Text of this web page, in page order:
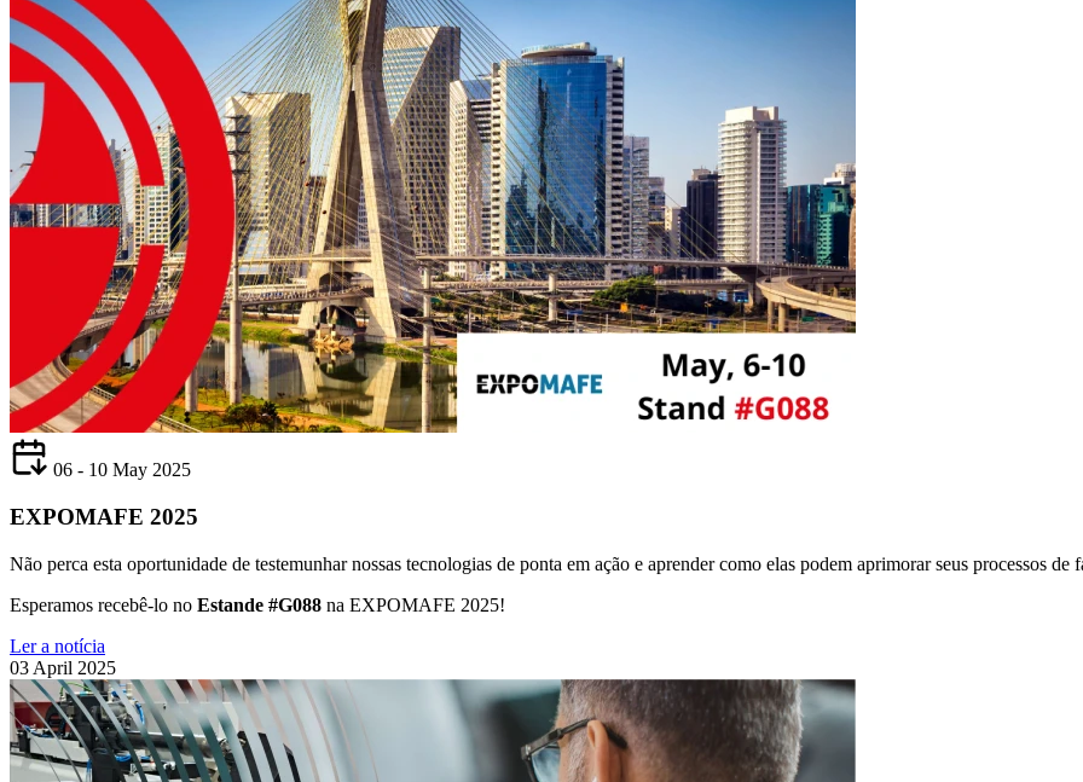
06 - 10 May 2025
EXPOMAFE 2025
Não perca esta oportunidade de testemunhar nossas tecnologias de ponta em ação e aprender como elas podem aprimorar seus processos de
Esperamos recebê-lo no Estande #G088 na EXPOMAFE 2025!
Ler a notícia
03 April 2025